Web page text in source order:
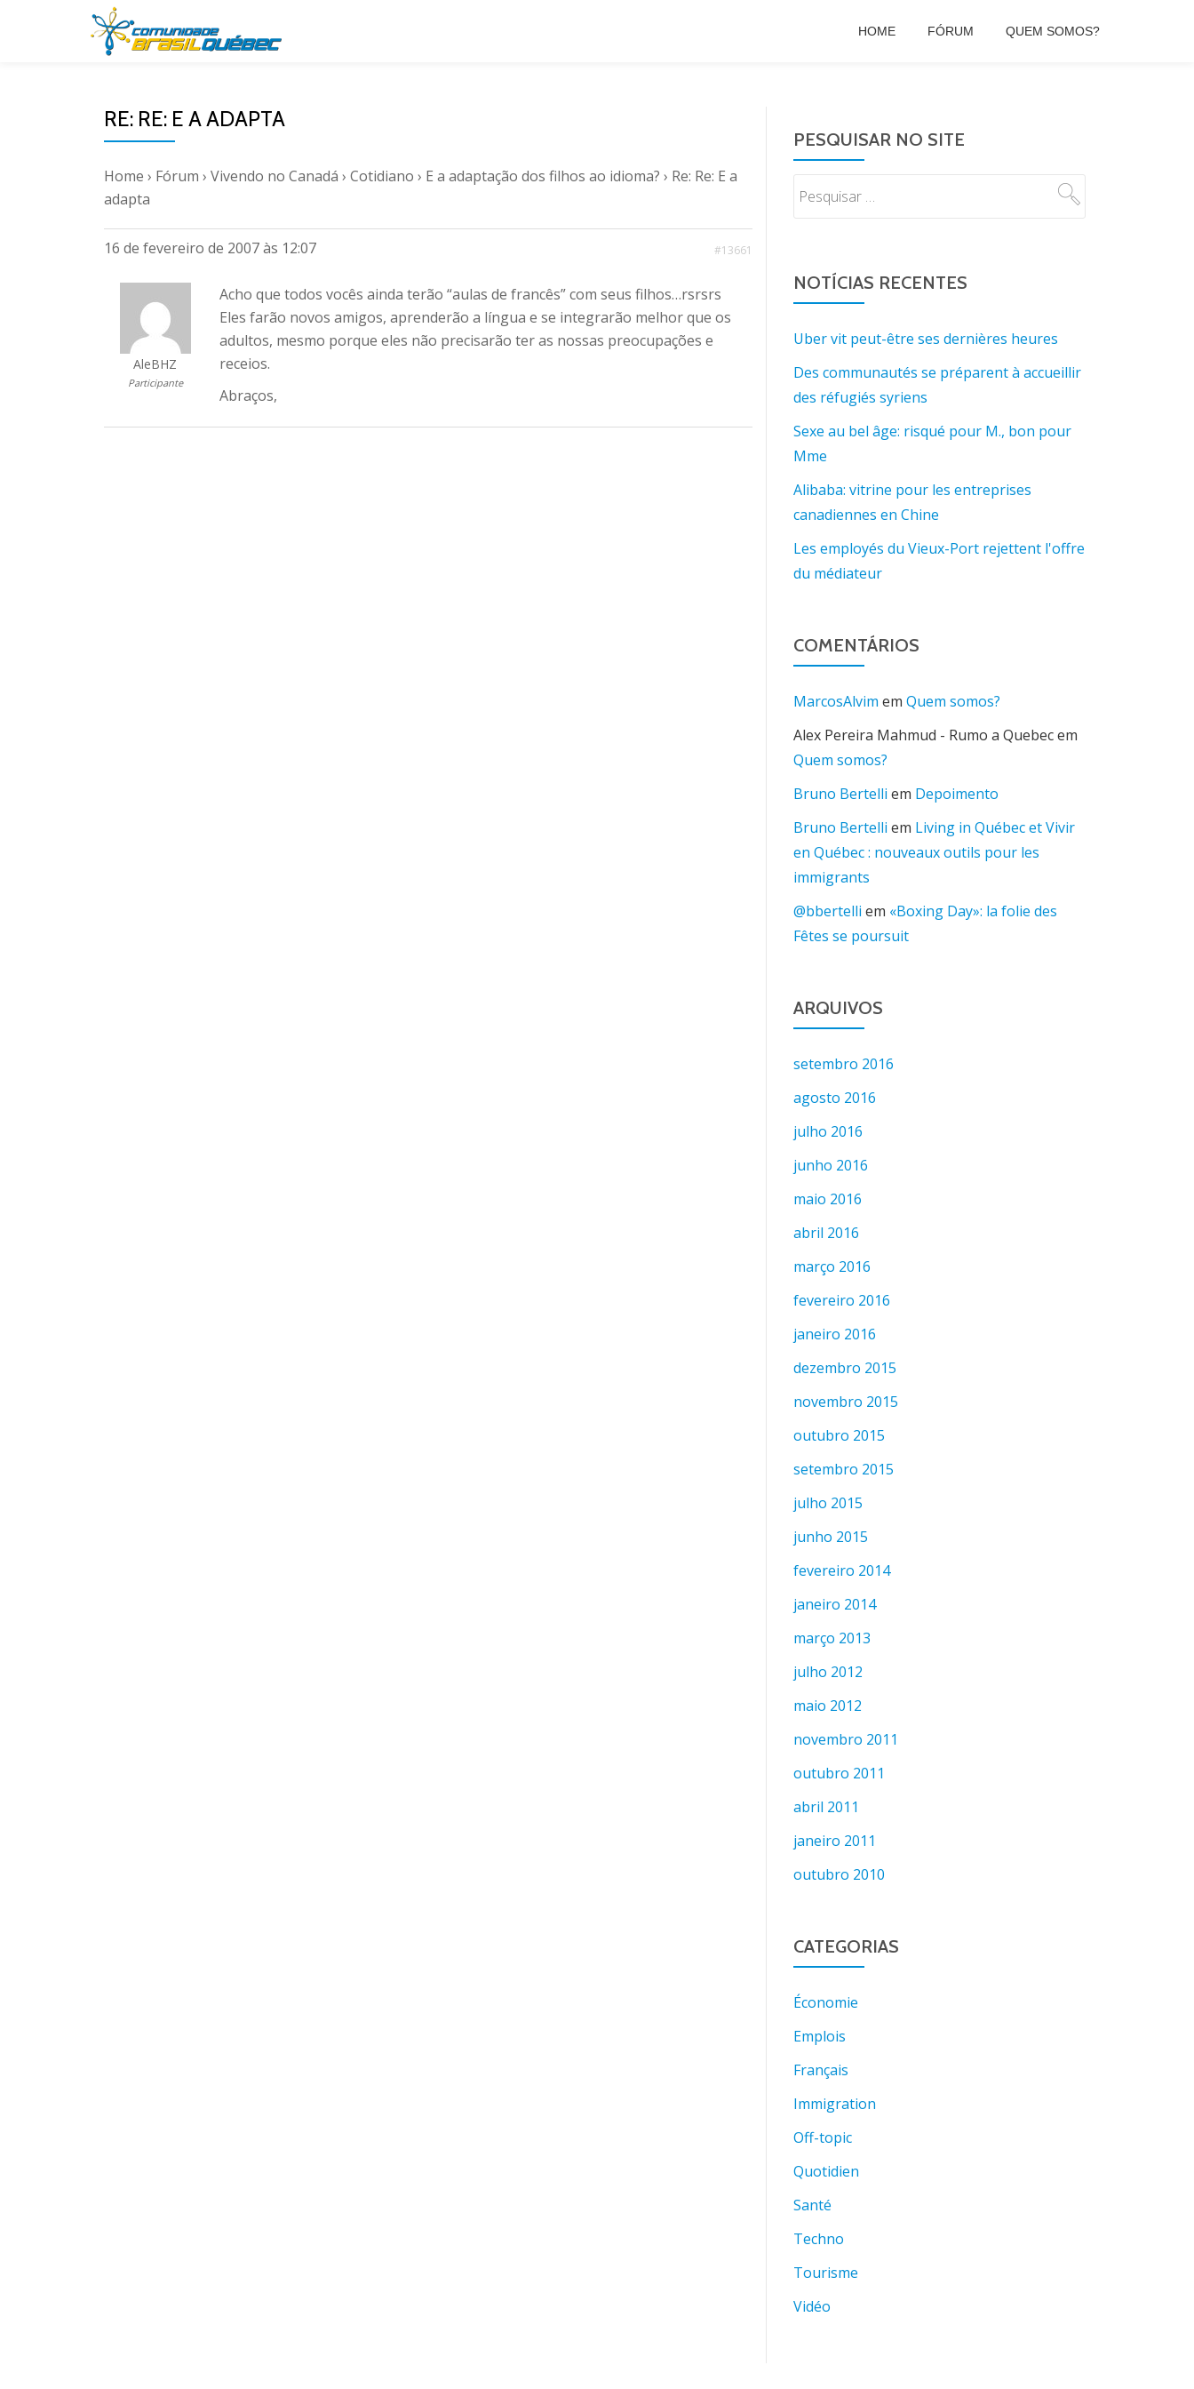
HOME FÓRUM QUEM SOMOS?
RE: RE: E A ADAPTA
Home › Fórum › Vivendo no Canadá › Cotidiano › E a adaptação dos filhos ao idioma? › Re: Re: E a
adapta
16 de fevereiro de 2007 às 12:07 #13661
AleBHZ
Participante
Acho que todos vocês ainda terão “aulas de francês” com seus filhos…rsrsrs
Eles farão novos amigos, aprenderão a língua e se integrarão melhor que os
adultos, mesmo porque eles não precisarão ter as nossas preocupações e
receios.
Abraços,
PESQUISAR NO SITE
NOTÍCIAS RECENTES
Uber vit peut-être ses dernières heures
Des communautés se préparent à accueillir
des réfugiés syriens
Sexe au bel âge: risqué pour M., bon pour
Mme
Alibaba: vitrine pour les entreprises
canadiennes en Chine
Les employés du Vieux-Port rejettent l'offre
du médiateur
COMENTÁRIOS
MarcosAlvim em Quem somos?
Alex Pereira Mahmud - Rumo a Quebecem
Quem somos?
Bruno Bertelli em Depoimento
Bruno Bertelli em Living in Québec et Vivir
en Québec : nouveaux outils pour les
immigrants
@bbertelli em «Boxing Day»: la folie des
Fêtes se poursuit
ARQUIVOS
setembro 2016
agosto 2016
julho 2016
junho 2016
maio 2016
abril 2016
março 2016
fevereiro 2016
janeiro 2016
dezembro 2015
novembro 2015
outubro 2015
setembro 2015
julho 2015
junho 2015
fevereiro 2014
janeiro 2014
março 2013
julho 2012
maio 2012
novembro 2011
outubro 2011
abril 2011
janeiro 2011
outubro 2010
CATEGORIAS
Économie
Emplois
Français
Immigration
Off-topic
Quotidien
Santé
Techno
Tourisme
Vidéo